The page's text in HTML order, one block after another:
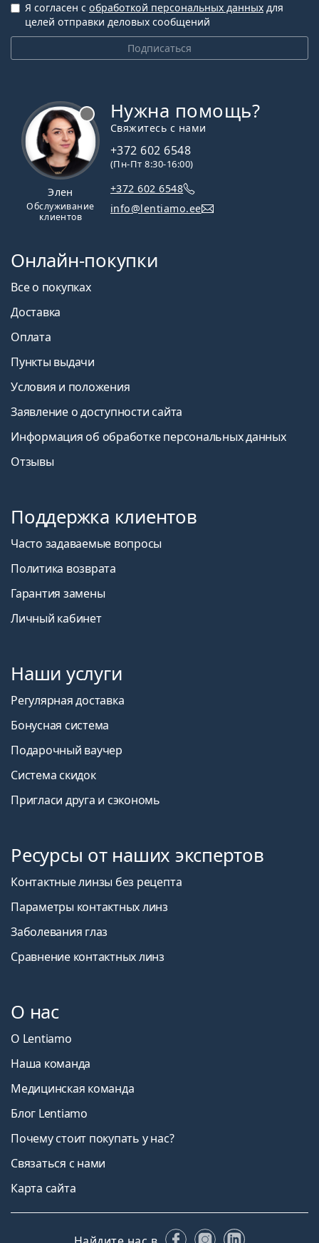
Подписаться
Я согласен с обработкой персональных данных для
целей отправки деловых сообщений
Элен
Обслуживание
клиентов
Нужна помощь?
Свяжитесь с нами
+372 602 6548
(Пн-Пт 8:30-16:00)
+372 602 6548
info@lentiamo.ee
Онлайн-покупки
Все о покупках
Доставка
Оплата
Пункты выдачи
Условия и положения
Заявление о доступности сайта
Информация об обработке персональных данных
Отзывы
Поддержка клиентов
Часто задаваемые вопросы
Политика возврата
Гарантия замены
Личный кабинет
Наши услуги
Регулярная доставка
Бонусная система
Подарочный ваучер
Система скидок
Пригласи друга и сэкономь
Ресурсы от наших экспертов
Контактные линзы без рецепта
Параметры контактных линз
Заболевания глаз
Сравнение контактных линз
О нас
О Lentiamo
Наша команда
Медицинская команда
Блог Lentiamo
Почему стоит покупать у нас?
Связаться с нами
Карта сайта
FacebookInstagram
LinkedIn